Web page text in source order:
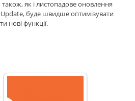
як і листопадове оновлення
буде швидше оптимізувати
нові функції.